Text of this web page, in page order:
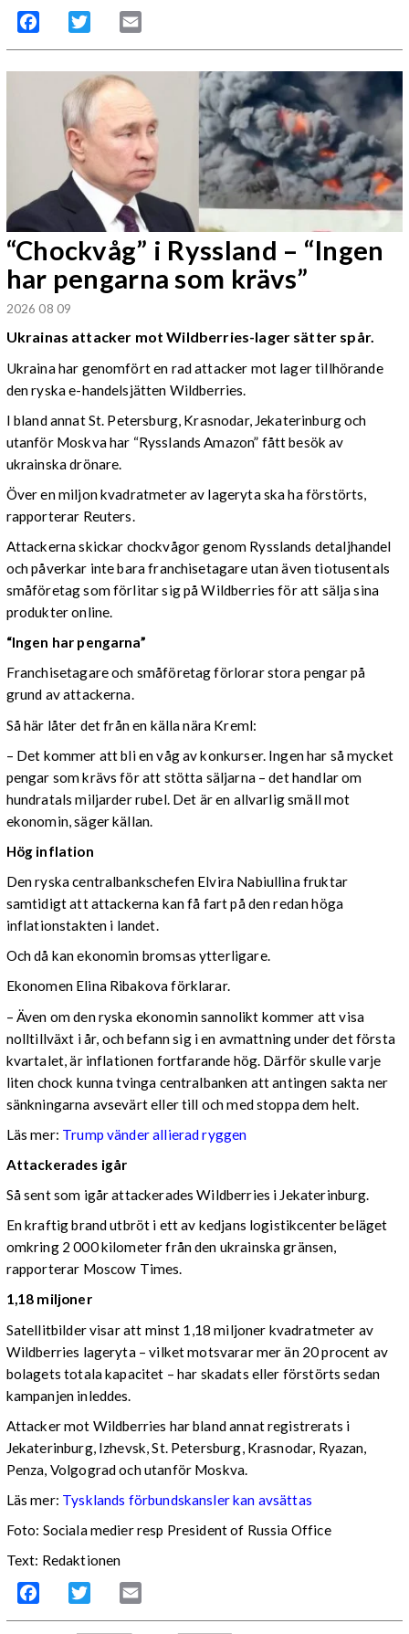
Facebook Twitter
“Chockvåg” i Ryssland – “Ingen
har pengarna som krävs”
2026 08 09
Ukrainas attacker mot Wildberries-lager sätter spår.
Ukraina har genomfört en rad attacker mot lager tillhörande
den ryska e-handelsjätten Wildberries.
I bland annat St. Petersburg, Krasnodar, Jekaterinburg och
utanför Moskva har “Rysslands Amazon” fått besök av
ukrainska drönare.
Över en miljon kvadratmeter av lageryta ska ha förstörts,
rapporterar Reuters.
Attackerna skickar chockvågor genom Rysslands detaljhandel
och påverkar inte bara franchisetagare utan även tiotusentals
småföretag som förlitar sig på Wildberries för att sälja sina
produkter online.
“Ingen har pengarna”
Franchisetagare och småföretag förlorar stora pengar på
grund av attackerna.
Så här låter det från en källa nära Kreml:
– Det kommer att bli en våg av konkurser. Ingen har så mycket
pengar som krävs för att stötta säljarna – det handlar om
hundratals miljarder rubel. Det är en allvarlig smäll mot
ekonomin, säger källan.
Hög inflation
Den ryska centralbankschefen Elvira Nabiullina fruktar
samtidigt att attackerna kan få fart på den redan höga
inflationstakten i landet.
Och då kan ekonomin bromsas ytterligare.
Ekonomen Elina Ribakova förklarar.
– Även om den ryska ekonomin sannolikt kommer att visa
nolltillväxt i år, och befann sig i en avmattning under det första
kvartalet, är inflationen fortfarande hög. Därför skulle varje
liten chock kunna tvinga centralbanken att antingen sakta ner
sänkningarna avsevärt eller till och med stoppa dem helt.
Läs mer: Trump vänder allierad ryggen
Attackerades igår
Så sent som igår attackerades Wildberries i Jekaterinburg.
En kraftig brand utbröt i ett av kedjans logistikcenter beläget
omkring 2 000 kilometer från den ukrainska gränsen,
rapporterar Moscow Times.
1,18 miljoner
Satellitbilder visar att minst 1,18 miljoner kvadratmeter av
Wildberries lageryta – vilket motsvarar mer än 20 procent av
bolagets totala kapacitet – har skadats eller förstörts sedan
kampanjen inleddes.
Attacker mot Wildberries har bland annat registrerats i
Jekaterinburg, Izhevsk, St. Petersburg, Krasnodar, Ryazan,
Penza, Volgograd och utanför Moskva.
Läs mer: Tysklands förbundskansler kan avsättas
Foto: Sociala medier resp President of Russia Office
Text: Redaktionen
Facebook Twitter